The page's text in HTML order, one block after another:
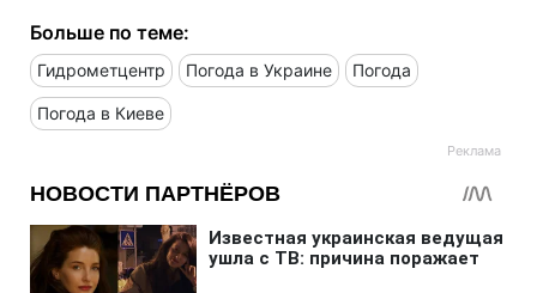
Больше по теме:
Гидрометцентр Погода в Украине Погода
Погода в Киеве